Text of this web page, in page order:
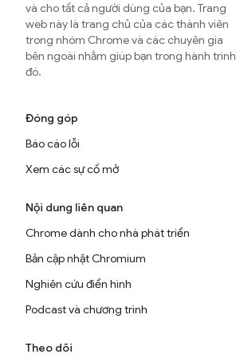
và cho tất cả người dùng của bạn. Trang
web này là trang chủ của các thành viên
trong nhóm Chrome và các chuyên gia
bên ngoài nhằm giúp bạn trong hành trình
đó.
Đóng góp
Báo cáo lỗi
Xem các sự cố mở
Nội dung liên quan
Chrome dành cho nhà phát triển
Bản cập nhật Chromium
Nghiên cứu điển hình
Podcast và chương trình
Theo dõi